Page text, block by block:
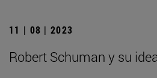
11 | 08 | 2023
Robert Schuman y su